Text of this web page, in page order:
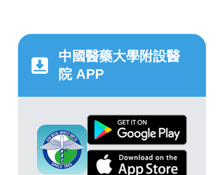
中國醫藥大學附設醫
院 APP